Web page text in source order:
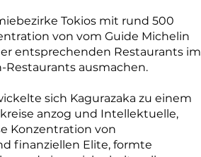
Tokios mit rund 500
von vom Guide Michelin
entsprechenden Restaurants im
Restaurants ausmachen.
sich Kagurazaka zu einem
anzog und Intellektuelle,
Konzentration von
finanziellen Elite, formte